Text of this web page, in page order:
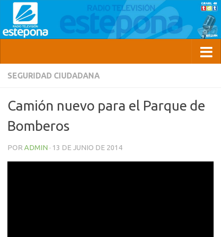
SEGURIDAD CIUDADANA
Camión nuevo para el Parque de
Bomberos
POR ADMIN · 13 DE JUNIO DE 2014